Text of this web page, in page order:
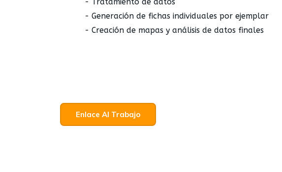
- Generación de fichas individuales por ejemplar
- Creación de mapas y análisis de datos finales
Enlace Al Trabajo